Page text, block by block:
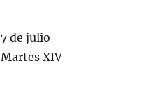
7 de julio
Martes XIV